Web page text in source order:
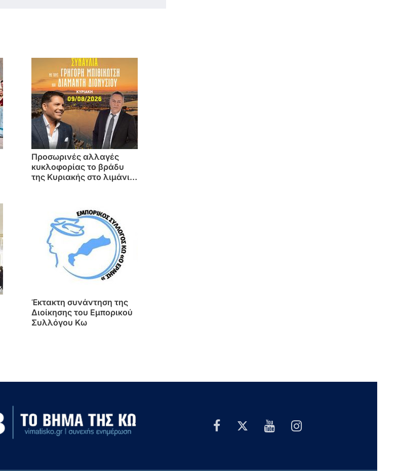
Προσωρινές αλλαγές
κυκλοφορίας το βράδυ
της Κυριακής στο λιμάνι
Διαμαντή Διονυσίου
Έκτακτη συνάντηση της
Διοίκησης του Εμπορικού
Συλλόγου Κω